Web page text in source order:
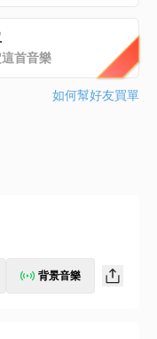
首音樂
如何幫好友買單
背景音樂